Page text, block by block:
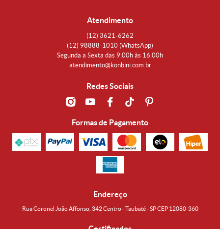
Atendimento
(12) 3621-6262
(12) 98888-1010 (WhatsApp)
Segunda a Sexta das 9:00h às 16:00h
atendimento@konbini.com.br
Redes Sociais
Formas de Pagamento
Endereço
Rua Coronel João Affonso, 342 Centro - Taubaté - SP CEP 12080-360